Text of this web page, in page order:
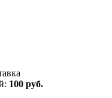
100 руб.